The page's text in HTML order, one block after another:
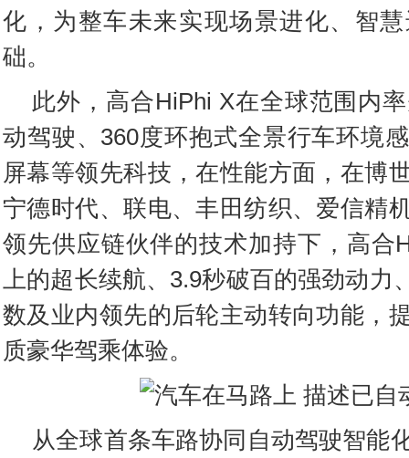
化，为整车未来实现场景进化、智
础。
此外，高合HiPhi X在全球范围内
动驾驶、360度环抱式全景行车环境
屏幕等领先科技，在性能方面，在博
宁德时代、联电、丰田纺织、爱信精
领先供应链伙伴的技术加持下，高合
上的超长续航、3.9秒破百的强劲动力
数及业内领先的后轮主动转向功能，
质豪华驾乘体验。
从全球首条车路协同自动驾驶智能